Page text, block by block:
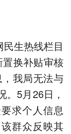
生热线栏目
置换补贴审核
我局无法与
5月26日，
求个人信息
群众反映其